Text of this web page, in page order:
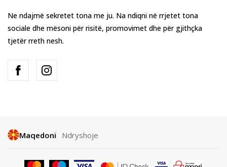
Ne ndajmë sekretet tona me ju. Na ndiqni në rrjetet tona
sociale dhe mësoni për risitë, promovimet dhe për gjithçka
tjetër rreth nesh.
Maqedoni Ndryshoje